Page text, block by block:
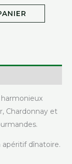
Chardonnay et
apéritif dînatoire.